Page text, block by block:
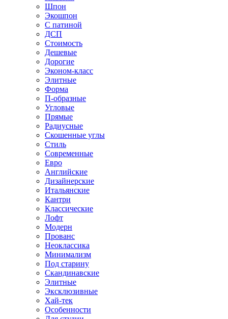
Шпон
Экошпон
С патиной
ДСП
Стоимость
Дешевые
Дорогие
Эконом-класс
Элитные
Форма
П-образные
Угловые
Прямые
Радиусные
Скошенные углы
Стиль
Современные
Евро
Английские
Дизайнерские
Итальянские
Кантри
Классические
Лофт
Модерн
Прованс
Неоклассика
Минимализм
Под старину
Скандинавские
Элитные
Эксклюзивные
Хай-тек
Особенности